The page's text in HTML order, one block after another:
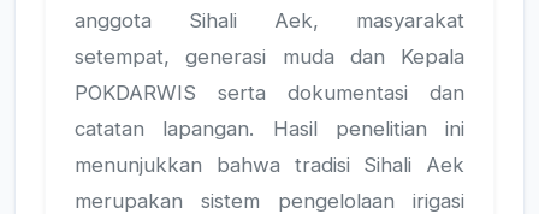
anggota Sihali Aek, masyarakat
setempat, generasi muda dan Kepala
POKDARWIS serta dokumentasi dan
catatan lapangan. Hasil penelitian ini
menunjukkan bahwa tradisi Sihali Aek
merupakan sistem pengelolaan irigasi